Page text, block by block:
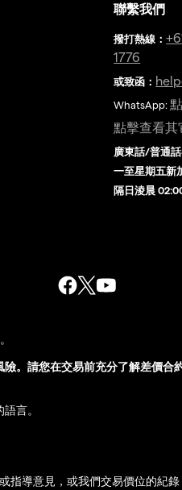
聯繫我們
撥打熱線 ：
1776
或致函：
WhatsApp:
點擊查看其
廣東話/普通
一至星期五新
隔日淩晨
。請您在交易前充分了解差價合
言。
指導意見，或我們交易價位的紀